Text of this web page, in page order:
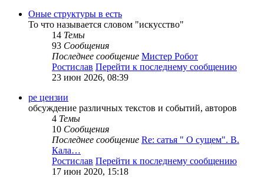
Оные структуры в есть
То что называется словом "искусство"
14 Темы
93 Сообщения
Последнее сообщение Мистер Робот
Ростислав Перейти к последнему сообщению
23 июн 2026, 08:39
ре цензии
обсуждение различных текстов и событий, авторов
4 Темы
10 Сообщения
Последнее сообщение Re: сатья " О сущем". В.
Кала…
Ростислав Перейти к последнему сообщению
17 июн 2020, 15:18